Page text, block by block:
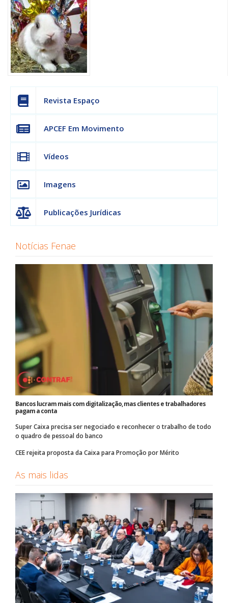
Revista Espaço
APCEF Em Movimento
Vídeos
Imagens
Publicações Jurídicas
Notícias Fenae
Bancos lucram mais com digitalização, mas clientes e trabalhadores
pagam a conta
Super Caixa precisa ser negociado e reconhecer o trabalho de todo
o quadro de pessoal do banco
CEE rejeita proposta da Caixa para Promoção por Mérito
As mais lidas